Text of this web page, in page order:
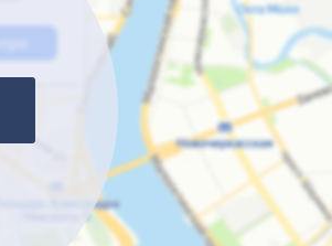
стабильным доходом и при
из самых уникальных стран мира!